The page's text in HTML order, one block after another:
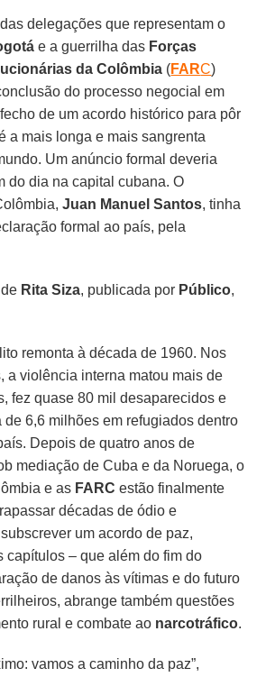
delegações que representam o
e a guerrilha das Forças
da Colômbia (FARC)
do processo negocial em
de um acordo histórico para pôr
a mais longa e mais sangrenta
Um anúncio formal deveria
do dia na capital cubana. O
Juan Manuel Santos, tinha
formal ao país, pela
Rita Siza, publicada por Público,
remonta à década de 1960. Nos
a violência interna matou mais de
fez quase 80 mil desaparecidos e
de 6,6 milhões em refugiados dentro
Depois de quatro anos de
mediação de Cuba e da Noruega, o
e as FARC estão finalmente
décadas de ódio e
um acordo de paz,
capítulos – que além do fim do
de danos às vítimas e do futuro
abrange também questões
rural e combate ao narcotráfico.
vamos a caminho da paz”,